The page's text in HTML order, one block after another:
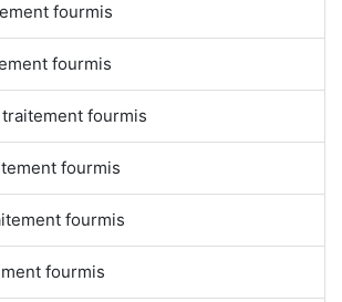
fourmis
fourmis
fourmis
fourmis
fourmis
fourmis